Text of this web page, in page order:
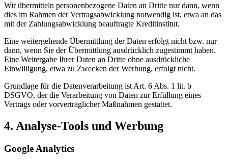
Wir übermitteln personenbezogene Daten an Dritte nur dann, wenn
dies im Rahmen der Vertragsabwicklung notwendig ist, etwa an das
mit der Zahlungsabwicklung beauftragte Kreditinstitut.
Eine weitergehende Übermittlung der Daten erfolgt nicht bzw. nur
dann, wenn Sie der Übermittlung ausdrücklich zugestimmt haben.
Eine Weitergabe Ihrer Daten an Dritte ohne ausdrückliche
Einwilligung, etwa zu Zwecken der Werbung, erfolgt nicht.
Grundlage für die Datenverarbeitung ist Art. 6 Abs. 1 lit. b
DSGVO, der die Verarbeitung von Daten zur Erfüllung eines
Vertrags oder vorvertraglicher Maßnahmen gestattet.
4. Analyse-Tools und Werbung
Google Analytics